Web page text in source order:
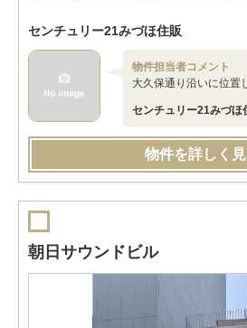
センチュリー21みづほ住販
物件担当者コメント
大久保通り沿いに位
センチュリー21みづほ
物件を詳しく
朝日サウンドビル